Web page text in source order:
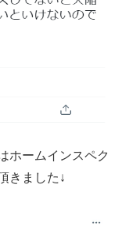
ホームインスペク
きました↓